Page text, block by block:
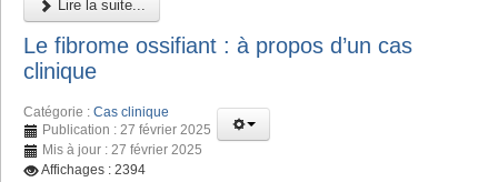
Lire la suite...
Le fibrome ossifiant : à propos d’un cas
clinique
Catégorie : Cas clinique
Publication : 27 février 2025
Mis à jour : 27 février 2025
Affichages : 2394